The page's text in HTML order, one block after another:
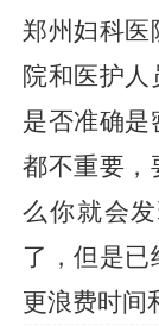
郑州妇科医
院和医护
是否准确是
都不重要，
么你就会
了，但是已
更浪费时间